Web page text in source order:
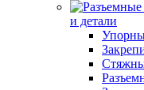
и детали